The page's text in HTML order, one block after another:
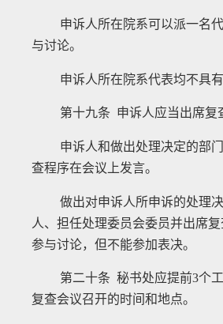
申诉人所在院系可以派一名
与讨论。
申诉人所在院系代表均不具有
第十九条 申诉人应当出席复
申诉人和做出处理决定的部
查程序在会议上发言。
做出对申诉人所申诉的处理
人、担任处理委员会委员并出席
参与讨论，但不能参加表决。
第二十条 秘书处应提前3个
复查会议召开的时间和地点。